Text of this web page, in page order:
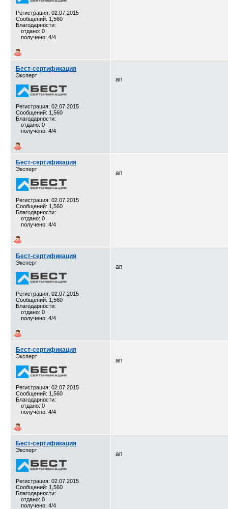
Регистрация: 02.07.2015
Сообщений: 1,560
Благодарности:
отдано: 0
получено: 4/4
Бест-сертификация
Эксперт
Регистрация: 02.07.2015
Сообщений: 1,560
Благодарности:
отдано: 0
получено: 4/4
ап
Бест-сертификация
Эксперт
Регистрация: 02.07.2015
Сообщений: 1,560
Благодарности:
отдано: 0
получено: 4/4
ап
Бест-сертификация
Эксперт
Регистрация: 02.07.2015
Сообщений: 1,560
Благодарности:
отдано: 0
получено: 4/4
ап
Бест-сертификация
Эксперт
Регистрация: 02.07.2015
Сообщений: 1,560
Благодарности:
отдано: 0
получено: 4/4
ап
Бест-сертификация
Эксперт
Регистрация: 02.07.2015
Сообщений: 1,560
Благодарности:
отдано: 0
получено: 4/4
ап